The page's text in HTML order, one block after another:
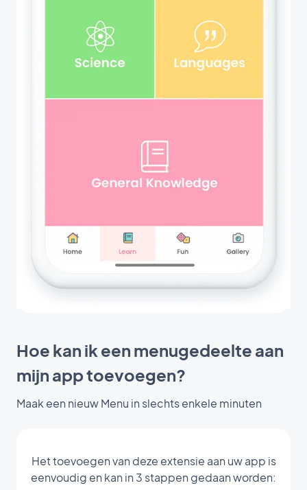
Hoe kan ik een menugedeelte aan
mijn app toevoegen?
Maak een nieuw Menu in slechts enkele minuten
Het toevoegen van deze extensie aan uw app is
eenvoudig en kan in 3 stappen gedaan worden: